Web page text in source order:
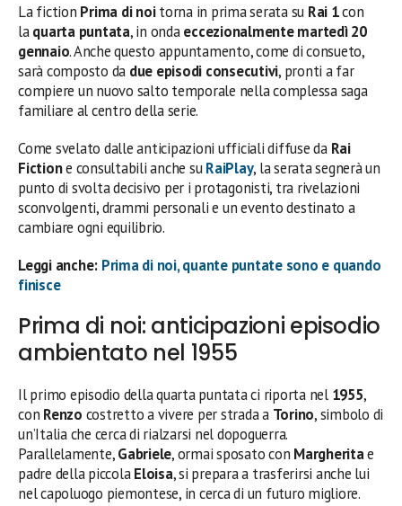
La fiction Prima di noitorna in prima serata su Rai 1con
laquarta puntata, in ondaeccezionalmente martedì 20
gennaio. Anche questo appuntamento, come di consueto,
sarà composto da due episodi consecutivi, pronti a far
compiere un nuovo salto temporale nella complessa saga
familiare al centro della serie.
Come svelato dalle anticipazioni ufficiali diffuse da Rai
Fictione consultabili anche suRaiPlay, la serata segnerà un
punto di svolta decisivo per i protagonisti, tra rivelazioni
sconvolgenti, drammi personali e un evento destinato a
cambiare ogni equilibrio.
Leggi anche: Prima di noi, quante puntate sono e quando
finisce
Prima di noi: anticipazioni episodio
ambientato nel 1955
Il primo episodio della quarta puntata ci riporta nel 1955,
con Renzo costretto a vivere per strada a Torino, simbolo di
un’Italia che cerca di rialzarsi nel dopoguerra.
Parallelamente,Gabriele, ormai sposato con Margheritae
padre della piccolaEloisa, si prepara a trasferirsi anche lui
nel capoluogo piemontese, in cerca di un futuro migliore.